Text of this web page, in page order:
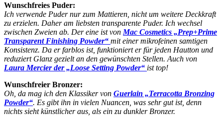
Wunschfreies Puder:
Ich verwende Puder nur zum Mattieren, nicht um weitere Deckkraft
zu erzielen. Daher am liebsten transparente Puder. Ich wechsel
zwischen Zweien ab. Der eine ist von Mac Cosmetics „Prep+Prime
Transparent Finishing Powder“ mit einer mikrofeinen samtigen
Konsistenz. Da er farblos ist, funktioniert er für jeden Hautton und
reduziert Glanz gezielt an den gewünschten Stellen. Auch von
Laura Mercier der „Loose Setting Powder“ ist top!
Wunschfreier Bronzer:
Oh, da mag ich den Klassiker von Guerlain „Terracotta Bronzing
Powder“. Es gibt ihn in vielen Nuancen, was sehr gut ist, denn
nichts sieht künstlicher aus, als ein zu dunkler Bronzer.